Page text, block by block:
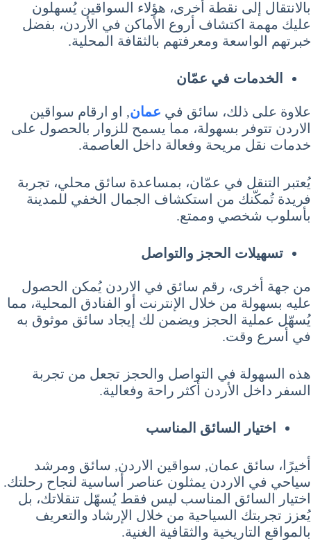
بالانتقال إلى نقطة أخرى، هؤلاء السواقين يُسهلون
عليك مهمة اكتشاف أروع الأماكن في الأردن، بفضل
خبرتهم الواسعة ومعرفتهم بالثقافة المحلية.
الخدمات في عمّان
علاوة على ذلك، سائق في عمان, او ارقام سواقين
الاردن تتوفر بسهولة، مما يسمح للزوار بالحصول على
خدمات نقل مريحة وفعالة داخل العاصمة.
يُعتبر التنقل في عمّان، بمساعدة سائق محلي، تجربة
فريدة تُمكّنك من استكشاف الجمال الخفي للمدينة
بأسلوب شخصي وممتع.
تسهيلات الحجز والتواصل
من جهة أخرى، رقم سائق في الاردن يُمكن الحصول
عليه بسهولة من خلال الإنترنت أو الفنادق المحلية، مما
يُسهّل عملية الحجز ويضمن لك إيجاد سائق موثوق به
في أسرع وقت.
هذه السهولة في التواصل والحجز تجعل من تجربة
السفر داخل الأردن أكثر راحة وفعالية.
اختيار السائق المناسب
أخيرًا، سائق عمان, سواقين الاردن, سائق ومرشد
سياحي في الاردن يمثلون عناصر أساسية لنجاح رحلتك.
اختيار السائق المناسب ليس فقط يُسهّل تنقلاتك، بل
يُعزز تجربتك السياحية من خلال الإرشاد والتعريف
بالمواقع التاريخية والثقافية الغنية.